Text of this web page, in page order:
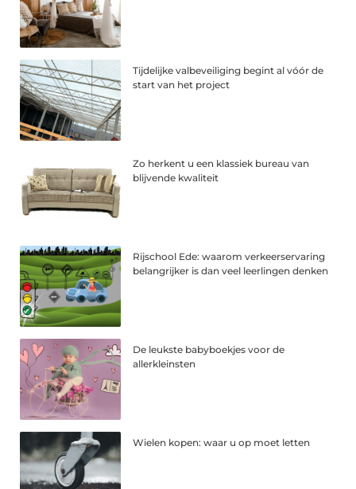
Tijdelijke valbeveiliging begint al vóór de
start van het project
Zo herkent u een klassiek bureau van
blijvende kwaliteit
Rijschool Ede: waarom verkeerservaring
belangrijker is dan veel leerlingen denken
De leukste babyboekjes voor de
allerkleinsten
Wielen kopen: waar u op moet letten